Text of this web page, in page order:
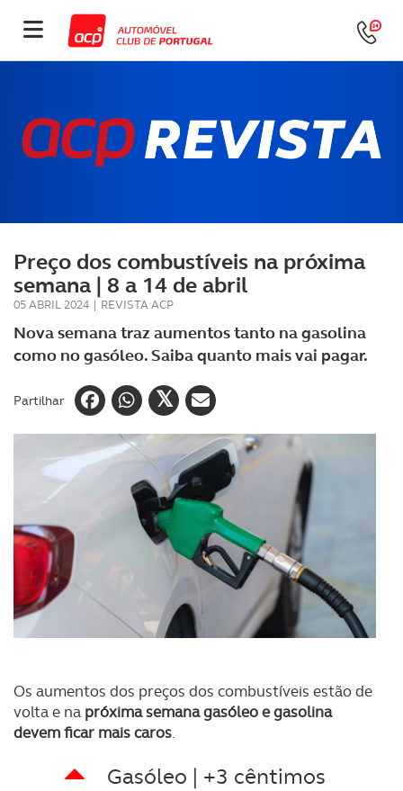
Preço dos combustíveis na próxima
semana | 8 a 14 de abril
05 ABRIL 2024 | REVISTA ACP
Nova semana traz aumentos tanto na gasolina
como no gasóleo. Saiba quanto mais vai pagar.
Partilhar
Os aumentos dos preços dos combustíveis estão de
volta e na próxima semana gasóleo e gasolina
devem ficar mais caros.
Gasóleo | +3 cêntimos